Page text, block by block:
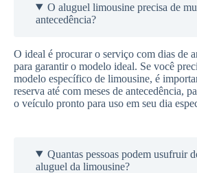
O aluguel limousine precisa de
antecedência?
O ideal é procurar o serviço com dias de
para garantir o modelo ideal. Se você
modelo específico de limousine, é
reserva até com meses de antecedência,
o veículo pronto para uso em seu dia
Quantas pessoas podem usufruir
aluguel da limousine?